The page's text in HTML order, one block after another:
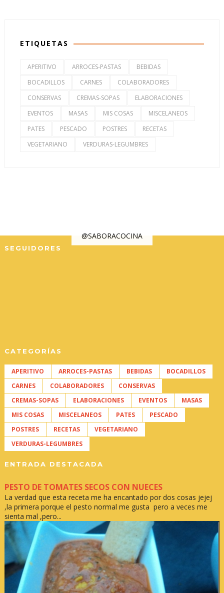
ETIQUETAS
APERITIVO ARROCES-PASTAS
BEBIDAS
BOCADILLOS
CARNES
COLABORADORES
CONSERVAS
CREMAS-SOPAS
ELABORACIONES
EVENTOS
MASAS MIS COSAS
MISCELANEOS
PATES
PESCADO POSTRES
RECETAS
VEGETARIANO
VERDURAS-LEGUMBRES
@SABORACOCINA
SEGUIDORES
CATEGORÍAS
APERITIVO ARROCES-PASTAS BEBIDAS
BOCADILLOS
CARNES
COLABORADORES
CONSERVAS
CREMAS-SOPAS
ELABORACIONES EVENTOS
MASAS
MIS COSAS
MISCELANEOS PATES
PESCADO
POSTRES
RECETAS
VEGETARIANO
VERDURAS-LEGUMBRES
ENTRADA DESTACADA
PESTO DE TOMATES SECOS CON NUECES
La verdad que esta receta me ha encantado por dos cosas jejej
,la primera porque el pesto normal me gusta pero a veces me
sienta mal ,pero...